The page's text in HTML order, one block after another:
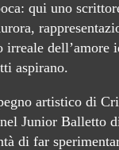
qui uno
irreale dell’amore
aspirano.
artistico di
Junior Balletto
di far